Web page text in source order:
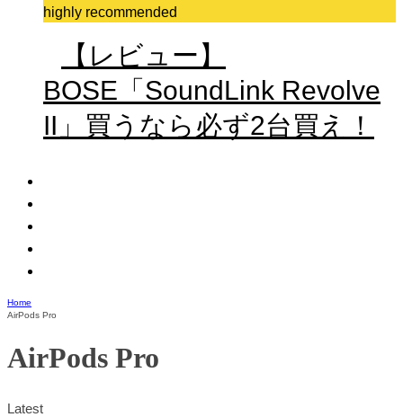
highly recommended
【レビュー】
BOSE「SoundLink Revolve
II」買うなら必ず2台買え！
Home
AirPods Pro
AirPods Pro
Latest